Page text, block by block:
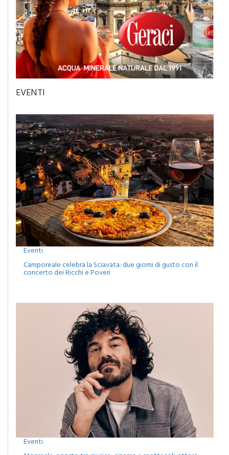
Eventi
Camporeale celebra la Sciavata: due giorni di gusto con il